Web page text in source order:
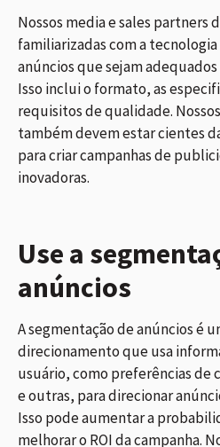
Nossos media e sales partners
familiarizadas com a tecnologia
anúncios que sejam
Isso inclui o formato, as
requisitos de qualidade.
também devem estar cientes
para criar campanhas de
inovadoras.
Use a
anúncios
A segmentação de anúncios é
direcionamento que usa
usuário, como preferências de
e outras, para direcionar
Isso pode aumentar a
melhorar o ROI da campanha.